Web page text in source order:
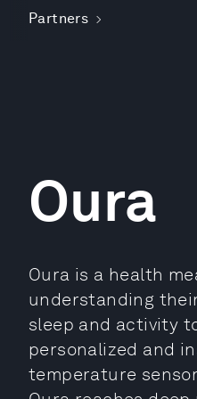
Partners
Oura
Oura is a health
understanding
sleep and activity
personalized and
temperature